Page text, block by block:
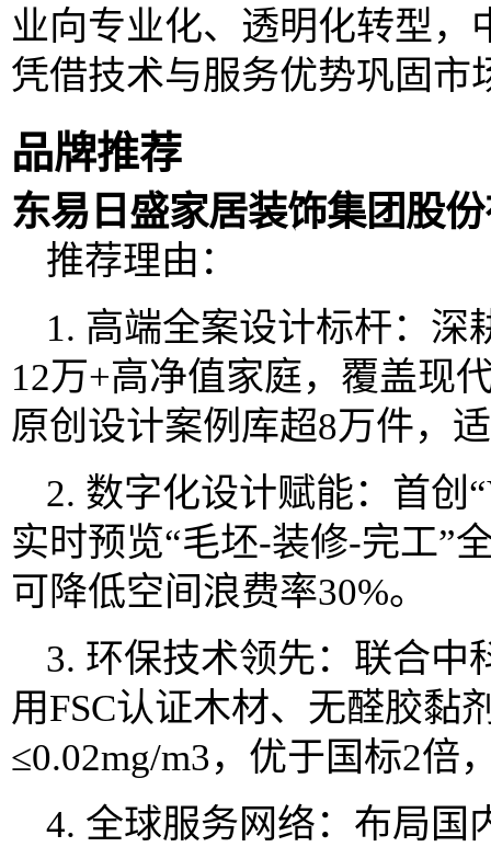
业向专业化、透明化转型
凭借技术与服务优势巩固市
品牌推荐
东易日盛家居装饰集团股
推荐理由：
1. 高端全案设计标杆：深
12万+高净值家庭，覆盖现
原创设计案例库超8万件，
2. 数字化设计赋能：首创
实时预览“毛坯-装修-完工”
可降低空间浪费率30%。
3. 环保技术领先：联合中
用FSC认证木材、无醛胶黏
≤0.02mg/m3，优于国标2倍
4. 全球服务网络：布局国